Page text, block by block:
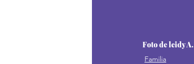
Foto de leidy A.
Familia